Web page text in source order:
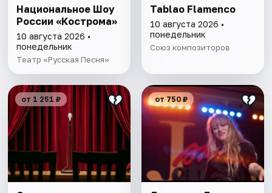
Национальное Шоу
России «Кострома»
10 августа 2026 •
понедельник
Театр «Русская Песня»
Tablao Flamenсo
10 августа 2026 •
понедельник
Союз композиторов
от 1 251 ₽ от 750 ₽